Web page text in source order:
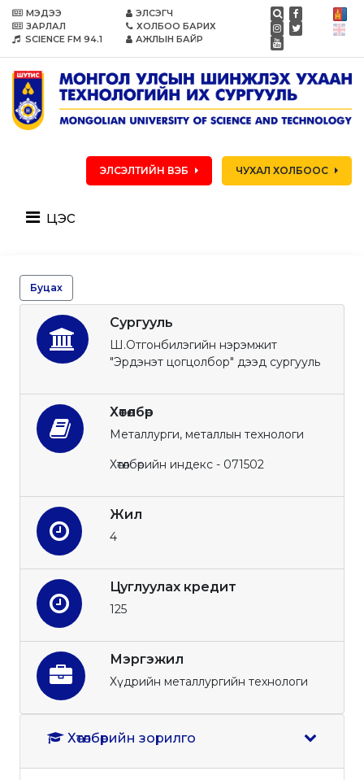
МЭДЭЭ
ЗАРЛАЛ
SCIENCE FM 94.1
ЭЛСЭГЧ
ХОЛБОО БАРИХ
АЖЛЫН БАЙР
ЭЛСЭЛТИЙН ВЭБ ЧУХАЛ ХОЛБООС
цэс
Буцах
Сургууль
Ш.Отгонбилэгийн нэрэмжит
"Эрдэнэт цогцолбор" дээд сургууль
Хөтөлбөр
Металлурги, металлын технологи
Хөтөлбөрийн индекс - 071502
Жил
4
Цуглуулах кредит
125
Мэргэжил
Хүдрийн металлургийн технологи
Хөтөлбөрийн зорилго